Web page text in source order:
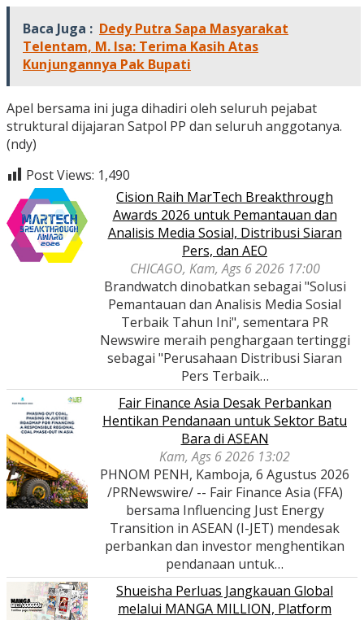
Baca Juga : Dedy Putra Sapa Masyarakat
Telentam, M. Isa: Terima Kasih Atas
Kunjungannya Pak Bupati
Apel bersama ini juga dihadiri oleh seluruh pejabat
struktural dijajaran Satpol PP dan seluruh anggotanya.
(ndy)
Post Views: 1,490
Cision Raih MarTech Breakthrough
Awards 2026 untuk Pemantauan dan
Analisis Media Sosial, Distribusi Siaran
Pers, dan AEO
CHICAGO, Kam, Ags 6 2026 17:00
Brandwatch dinobatkan sebagai "Solusi
Pemantauan dan Analisis Media Sosial
Terbaik Tahun Ini", sementara PR
Newswire meraih penghargaan tertinggi
sebagai "Perusahaan Distribusi Siaran
Pers Terbaik…
Fair Finance Asia Desak Perbankan
Hentikan Pendanaan untuk Sektor Batu
Bara di ASEAN
Kam, Ags 6 2026 13:02
PHNOM PENH, Kamboja, 6 Agustus 2026
/PRNewswire/ -- Fair Finance Asia (FFA)
bersama Influencing Just Energy
Transition in ASEAN (I-JET) mendesak
perbankan dan investor menghentikan
pendanaan untuk…
Shueisha Perluas Jangkauan Global
melalui MANGA MILLION, Platform